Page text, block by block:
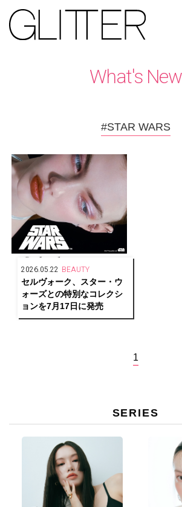
What's New
#STAR WARS
2026.05.22 BEAUTY
セルヴォーク、スター・ウ
ォーズとの特別なコレクシ
ョンを7月17日に発売
1
SERIES